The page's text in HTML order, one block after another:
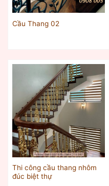
Cầu Thang 02
Thi công cầu thang nhôm
đúc biệt thự